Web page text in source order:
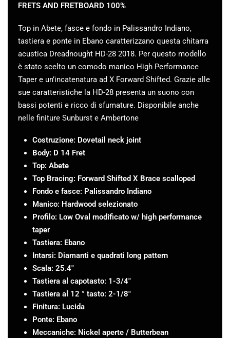
FRETS AND FRETBOARD 100%
Top in Abete, fasce e fondo in Palissandro Indiano,
tastiera e ponte in Ebano caratterizzano questa chitarra
acustica Dreadnought HD-28 2018. Per questo modello
è stato scelto un comodo manico High Performance
Taper e un’incatenatura ad X Forward Shifted. Grazie alle
sue caratteristiche la HD-28 presenta un suono con
bassi potenti e ricco di sfumature. Disponibile anche
nelle finiture Sunburst e Ambertone
Costruzione: Dovetail neck joint
Body: D 14 Fret
Top: Abete
Top Bracing: Forward Shifted X Brace scalloped
Fondo e fasce: Palissandro Indiano
Manico: Hardwood selezionato
Profilo: Low Oval modificato w/ high performance
taper
Tastiera: Ebano
Intarsi: Diamanti e quadrati long pattern
Scala: 25.4″
Tastiera al capotasto: 1-3/4″
Tastiera al 12 ° tasto: 2-1/8″
Finitura: Lucida
Ponte: Ebano
Meccaniche: Nickel aperte / Butterbean